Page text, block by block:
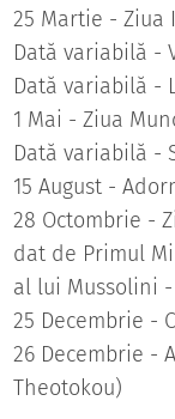
25 Martie - Ziua
Dată variabilă -
Dată variabilă -
1 Mai - Ziua
Dată variabilă -
15 August -
28 Octombrie -
dat de Primul
al lui Mussolini
25 Decembrie -
26 Decembrie -
Theotokou)